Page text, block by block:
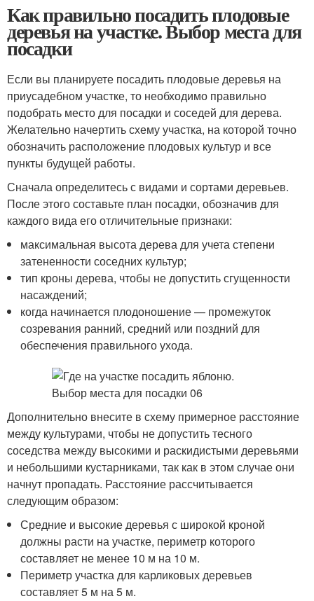
Как правильно посадить плодовые
деревья на участке. Выбор места для
посадки
Если вы планируете посадить плодовые деревья на
приусадебном участке, то необходимо правильно
подобрать место для посадки и соседей для дерева.
Желательно начертить схему участка, на которой точно
обозначить расположение плодовых культур и все
пункты будущей работы.
Сначала определитесь с видами и сортами деревьев.
После этого составьте план посадки, обозначив для
каждого вида его отличительные признаки:
максимальная высота дерева для учета степени
затененности соседних культур;
тип кроны дерева, чтобы не допустить сгущенности
насаждений;
когда начинается плодоношение — промежуток
созревания ранний, средний или поздний для
обеспечения правильного ухода.
Дополнительно внесите в схему примерное расстояние
между культурами, чтобы не допустить тесного
соседства между высокими и раскидистыми деревьями
и небольшими кустарниками, так как в этом случае они
начнут пропадать. Расстояние рассчитывается
следующим образом:
Средние и высокие деревья с широкой кроной
должны расти на участке, периметр которого
составляет не менее 10 м на 10 м.
Периметр участка для карликовых деревьев
составляет 5 м на 5 м.